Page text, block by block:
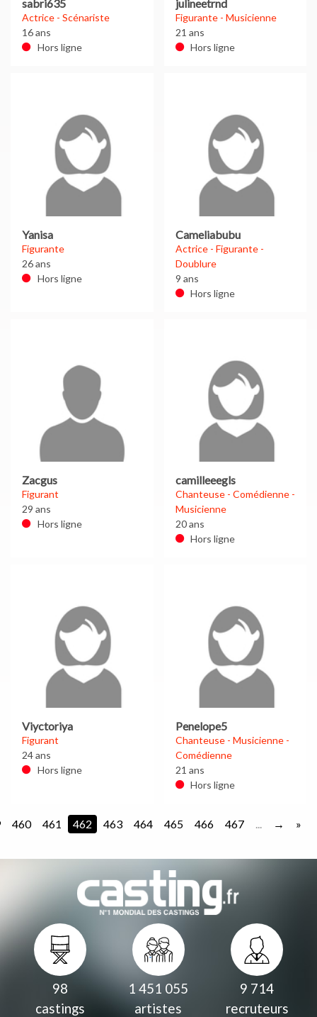
sabri635
Actrice - Scénariste
16 ans
Hors ligne
julineetrnd
Figurante - Musicienne
21 ans
Hors ligne
Yanisa
Figurante
26 ans
Hors ligne
Cameliabubu
Actrice - Figurante -
Doublure
9 ans
Hors ligne
Zacgus
Figurant
29 ans
Hors ligne
camilleeegls
Chanteuse - Comédienne -
Musicienne
20 ans
Hors ligne
Viyctoriya
Figurant
24 ans
Hors ligne
Penelope5
Chanteuse - Musicienne -
Comédienne
21 ans
Hors ligne
460 461 462 463 464 465 466 467 ... »
98
castings
1 451 055
artistes
9 714
recruteurs